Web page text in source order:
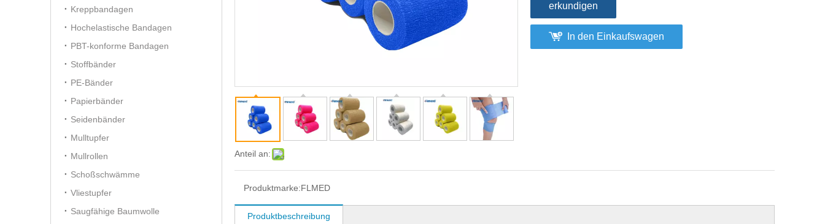
Kreppbandagen
Hochelastische Bandagen
PBT-konforme Bandagen
Stoffbänder
PE-Bänder
Papierbänder
Seidenbänder
Mulltupfer
Mullrollen
Schoßschwämme
Vliestupfer
Saugfähige Baumwolle
Anteil an:
erkundigen
In den Einkaufswagen
Produktmarke:FLMED
Produktbeschreibung